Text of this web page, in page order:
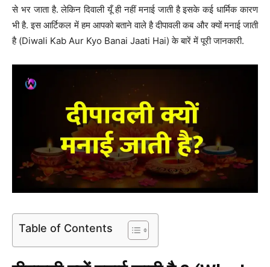
से भर जाता है. लेकिन दिवाली यूँ ही नहीं मनाई जाती है इसके कई धार्मिक कारण
भी है. इस आर्टिकल में हम आपको बताने वाले है दीपावली कब और क्यों मनाई जाती
है (Diwali Kab Aur Kyo Banai Jaati Hai) के बारें में पूरी जानकारी.
Table of Contents